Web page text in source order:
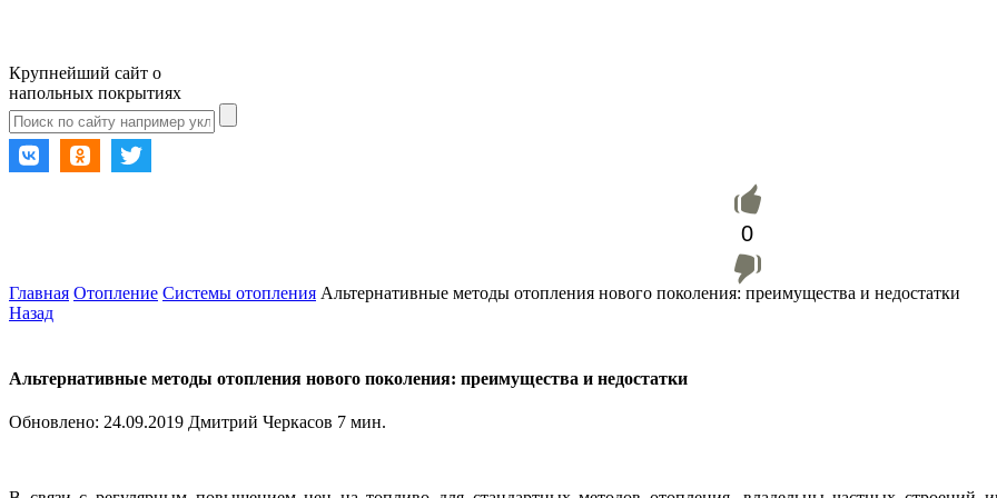
Крупнейший сайт о
напольных покрытиях
0
Главная Отопление Системы отопления Альтернативные методы отопления нового поколения: преимущества и недостатки
Назад
Альтернативные методы отопления нового поколения: преимущества и недостатки
Обновлено: 24.09.2019 Дмитрий Черкасов 7 мин.